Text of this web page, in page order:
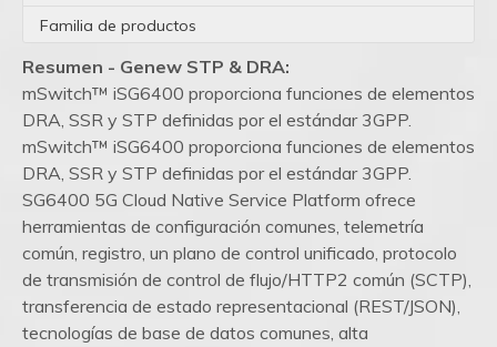
Familia de productos
Resumen - Genew STP & DRA:
mSwitch™ iSG6400 proporciona funciones de elementos
DRA, SSR y STP definidas por el estándar 3GPP.
mSwitch™ iSG6400 proporciona funciones de elementos
DRA, SSR y STP definidas por el estándar 3GPP.
SG6400 5G Cloud Native Service Platform ofrece
herramientas de configuración comunes, telemetría
común, registro, un plano de control unificado, protocolo
de transmisión de control de flujo/HTTP2 común (SCTP),
transferencia de estado representacional (REST/JSON),
tecnologías de base de datos comunes, alta